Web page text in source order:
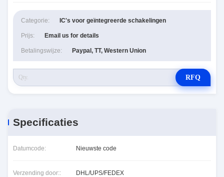
Categorie: IC's voor geïntegreerde schakelingen
Prijs: Email us for details
Betalingswijze: Paypal, TT, Western Union
RFQ
Specificaties
Datumcode: Nieuwste code
Verzending door:: DHL/UPS/FEDEX